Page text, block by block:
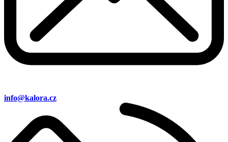
info@kalora.cz